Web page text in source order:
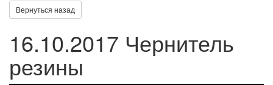
Вернуться назад
16.10.2017 Чернитель
резины